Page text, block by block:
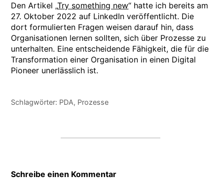
Den Artikel „Try something new“ hatte ich bereits am
27. Oktober 2022 auf LinkedIn veröffentlicht. Die
dort formulierten Fragen weisen darauf hin, dass
Organisationen lernen sollten, sich über Prozesse zu
unterhalten. Eine entscheidende Fähigkeit, die für die
Transformation einer Organisation in einen Digital
Pioneer unerlässlich ist.
Schlagwörter: PDA, Prozesse
Schreibe einen Kommentar